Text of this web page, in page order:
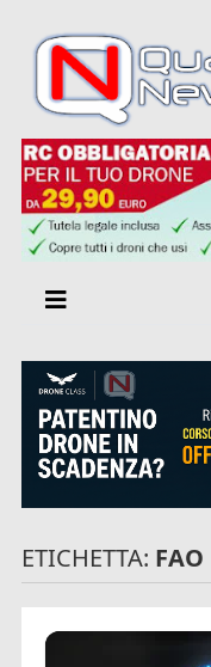
ETICHETTA: FAO